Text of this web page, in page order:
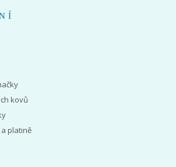
kovů
platině